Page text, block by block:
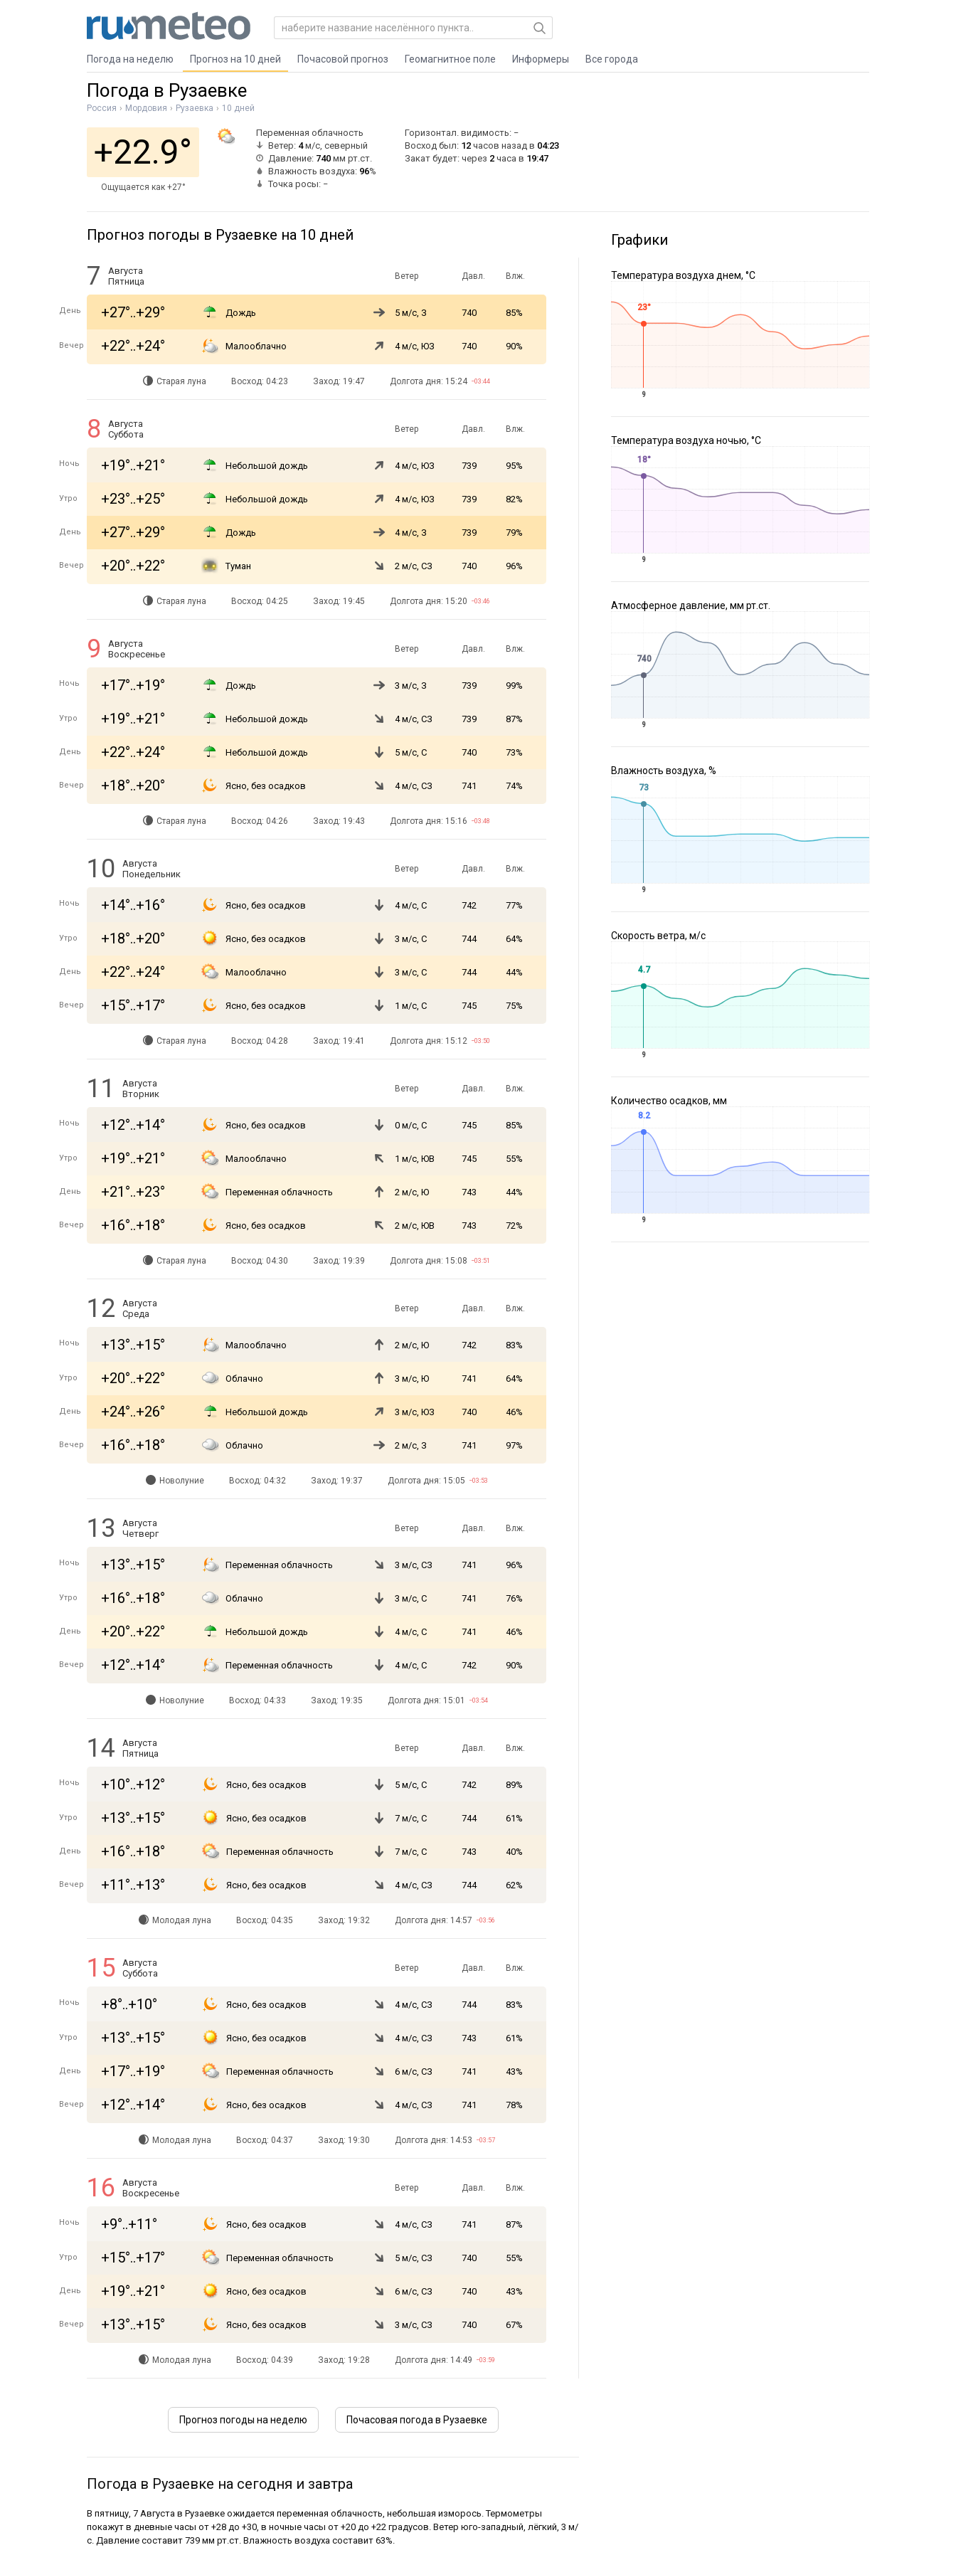
Погода на неделю Прогноз на 10 дней Почасовой прогноз Геомагнитное поле Информеры Все города
Погода в Рузаевке
Россия Мордовия Рузаевка 10 дней
+22.9°
Ощущается как +27°
Переменная облачность
Ветер: 4м/с, северный
Давление: 740 мм рт.ст.
Влажность воздуха: 96%
Точка росы: −
Горизонтал. видимость: −
Восход был: 12 часов назад в 04:23
Закат будет: через 2 часа в 19:47
Прогноз погоды в Рузаевке на 10 дней
7
Августа
Пятница
Ветер Давл. Влж.
День +27°..+29° Дождь 5 м/с, З 740 85%
Вечер +22°..+24° Малооблачно 4 м/с, ЮЗ 740 90%
Старая луна Восход: 04:23 Заход: 19:47 Долгота дня: 15:24 −03:44
8
Августа
Суббота
Ветер Давл. Влж.
Ночь +19°..+21° Небольшой дождь 4 м/с, ЮЗ 739 95%
Утро +23°..+25° Небольшой дождь 4 м/с, ЮЗ 739 82%
День +27°..+29° Дождь 4 м/с, З 739 79%
Вечер +20°..+22° Туман 2 м/с, СЗ 740 96%
Старая луна Восход: 04:25 Заход: 19:45 Долгота дня: 15:20 −03:46
9
Августа
Воскресенье
Ветер Давл. Влж.
Ночь +17°..+19° Дождь 3 м/с, З 739 99%
Утро +19°..+21° Небольшой дождь 4 м/с, СЗ 739 87%
День +22°..+24° Небольшой дождь 5 м/с, С 740 73%
Вечер +18°..+20° Ясно, без осадков 4 м/с, СЗ 741 74%
Старая луна Восход: 04:26 Заход: 19:43 Долгота дня: 15:16 −03:48
10
Августа
Понедельник
Ветер Давл. Влж.
Ночь +14°..+16° Ясно, без осадков 4 м/с, С 742 77%
Утро +18°..+20° Ясно, без осадков 3 м/с, С 744 64%
День +22°..+24° Малооблачно 3 м/с, С 744 44%
Вечер +15°..+17° Ясно, без осадков 1 м/с, С 745 75%
Старая луна Восход: 04:28 Заход: 19:41 Долгота дня: 15:12 −03:50
11
Августа
Вторник
Ветер Давл. Влж.
Ночь +12°..+14° Ясно, без осадков 0 м/с, С 745 85%
Утро +19°..+21° Малооблачно 1 м/с, ЮВ 745 55%
День +21°..+23° Переменная облачность 2 м/с, Ю 743 44%
Вечер +16°..+18° Ясно, без осадков 2 м/с, ЮВ 743 72%
Старая луна Восход: 04:30 Заход: 19:39 Долгота дня: 15:08 −03:51
12
Августа
Среда
Ветер Давл. Влж.
Ночь +13°..+15° Малооблачно 2 м/с, Ю 742 83%
Утро +20°..+22° Облачно 3 м/с, Ю 741 64%
День +24°..+26° Небольшой дождь 3 м/с, ЮЗ 740 46%
Вечер +16°..+18° Облачно 2 м/с, З 741 97%
Новолуние Восход: 04:32 Заход: 19:37 Долгота дня: 15:05 −03:53
13
Августа
Четверг
Ветер Давл. Влж.
Ночь +13°..+15° Переменная облачность 3 м/с, СЗ 741 96%
Утро +16°..+18° Облачно 3 м/с, С 741 76%
День +20°..+22° Небольшой дождь 4 м/с, С 741 46%
Вечер +12°..+14° Переменная облачность 4 м/с, С 742 90%
Новолуние Восход: 04:33 Заход: 19:35 Долгота дня: 15:01 −03:54
14
Августа
Пятница
Ветер Давл. Влж.
Ночь +10°..+12° Ясно, без осадков 5 м/с, С 742 89%
Утро +13°..+15° Ясно, без осадков 7 м/с, С 744 61%
День +16°..+18° Переменная облачность 7 м/с, С 743 40%
Вечер +11°..+13° Ясно, без осадков 4 м/с, СЗ 744 62%
Молодая луна Восход: 04:35 Заход: 19:32 Долгота дня: 14:57 −03:56
15
Августа
Суббота
Ветер Давл. Влж.
Ночь +8°..+10° Ясно, без осадков 4 м/с, СЗ 744 83%
Утро +13°..+15° Ясно, без осадков 4 м/с, СЗ 743 61%
День +17°..+19° Переменная облачность 6 м/с, СЗ 741 43%
Вечер +12°..+14° Ясно, без осадков 4 м/с, СЗ 741 78%
Молодая луна Восход: 04:37 Заход: 19:30 Долгота дня: 14:53 −03:57
16
Августа
Воскресенье
Ветер Давл. Влж.
Ночь +9°..+11° Ясно, без осадков 4 м/с, СЗ 741 87%
Утро +15°..+17° Переменная облачность 5 м/с, СЗ 740 55%
День +19°..+21° Ясно, без осадков 6 м/с, СЗ 740 43%
Вечер +13°..+15° Ясно, без осадков 3 м/с, СЗ 740 67%
Молодая луна Восход: 04:39 Заход: 19:28 Долгота дня: 14:49 −03:59
Прогноз погоды на неделю Почасовая погода в Рузаевке
Погода в Рузаевке на сегодня и завтра
В пятницу, 7 Августа в Рузаевке ожидается переменная облачность, небольшая изморось. Термометры
покажут в дневные часы от +28 до +30, в ночные часы от +20 до +22 градусов. Ветер юго-западный, лёгкий, 3 м/
с. Давление составит 739 мм рт.ст. Влажность воздуха составит 63%.
Графики
Температура воздуха днем, °C
23°
9
Температура воздуха ночью, °C
18°
9
Атмосферное давление, мм рт.ст.
740
9
Влажность воздуха, %
73
9
Скорость ветра, м/с
4.7
9
Количество осадков, мм
8.2
9